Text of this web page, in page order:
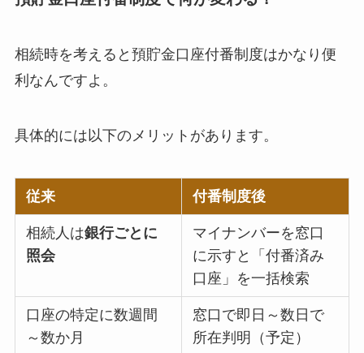
相続時を考えると預貯金口座付番制度はかなり便
利なんですよ。
具体的には以下のメリットがあります。
従来 付番制度後
相続人は銀行ごとに
照会
マイナンバーを窓口
に示すと「付番済み
口座」を一括検索
口座の特定に数週間
～数か月
窓口で即日～数日で
所在判明（予定）